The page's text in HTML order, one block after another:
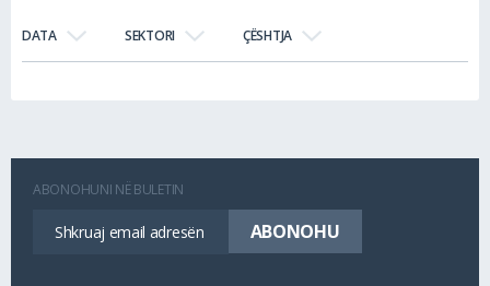
DATA SEKTORI ÇËSHTJA
ABONOHUNI NË BULETIN